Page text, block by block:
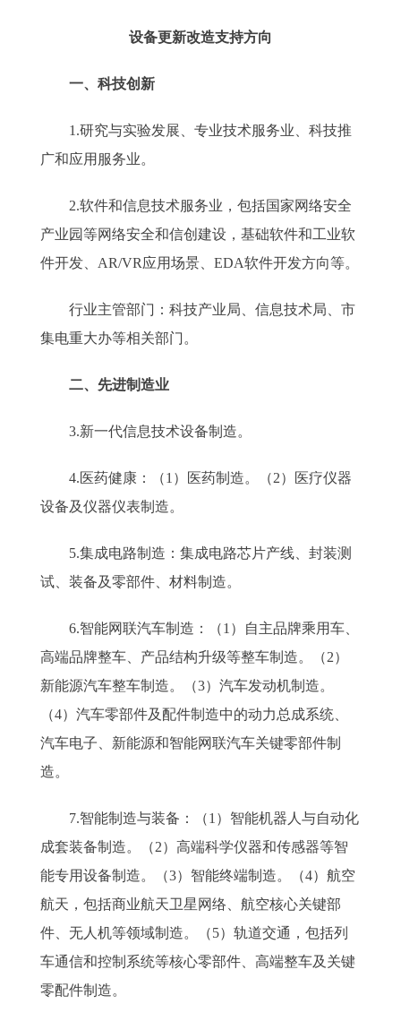
设备更新改造支持方向
一、科技创新
1.研究与实验发展、专业技术服务业、科技推
广和应用服务业。
2.软件和信息技术服务业，包括国家网络安全
产业园等网络安全和信创建设，基础软件和工业软
件开发、AR/VR应用场景、EDA软件开发方向等。
行业主管部门：科技产业局、信息技术局、市
集电重大办等相关部门。
二、先进制造业
3.新一代信息技术设备制造。
4.医药健康：（1）医药制造。（2）医疗仪器
设备及仪器仪表制造。
5.集成电路制造：集成电路芯片产线、封装测
试、装备及零部件、材料制造。
6.智能网联汽车制造：（1）自主品牌乘用车、
高端品牌整车、产品结构升级等整车制造。（2）
新能源汽车整车制造。（3）汽车发动机制造。
（4）汽车零部件及配件制造中的动力总成系统、
汽车电子、新能源和智能网联汽车关键零部件制
造。
7.智能制造与装备：（1）智能机器人与自动化
成套装备制造。（2）高端科学仪器和传感器等智
能专用设备制造。（3）智能终端制造。（4）航空
航天，包括商业航天卫星网络、航空核心关键部
件、无人机等领域制造。（5）轨道交通，包括列
车通信和控制系统等核心零部件、高端整车及关键
零配件制造。